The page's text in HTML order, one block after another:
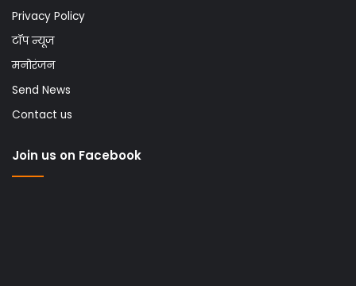
Privacy Policy
टॉप न्यूज
मनोरंजन
Send News
Contact us
Join us on Facebook